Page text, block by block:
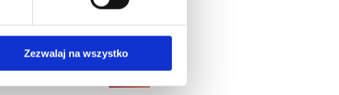
Zezwalaj na wszystko